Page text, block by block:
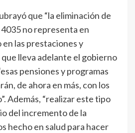
que “la eliminación de
no representa en
las prestaciones y
lleva adelante el gobierno
pensiones y programas
de ahora en más, con los
Además, “realizar este tipo
del incremento de la
hecho en salud para hacer